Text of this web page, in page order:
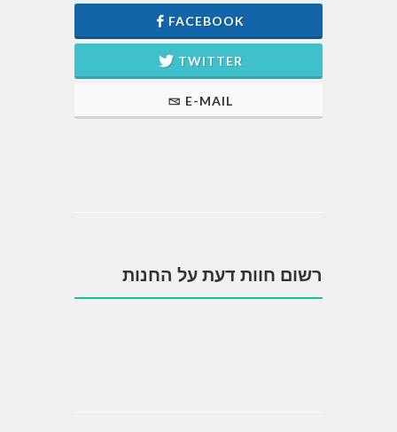
FACEBOOK
TWITTER
E-MAIL
רשום חוות דעת על החנות